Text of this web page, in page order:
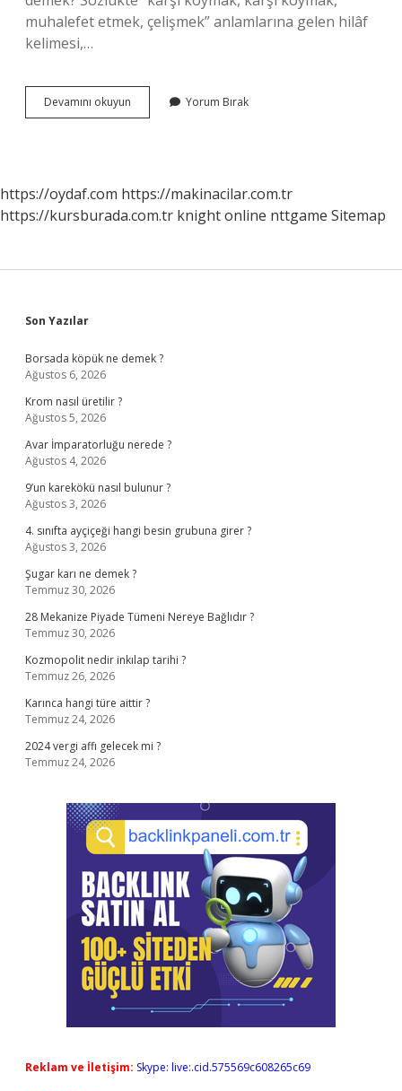
muhalefet etmek, çelişmek” anlamlarına gelen hilâf
kelimesi,…
Devamını okuyun
Ilmi
Yorum Bırak
https://oydaf.com https://makinacilar.com.tr
https://kursburada.com.tr knight online nttgame Sitemap
Sidebar
Son Yazılar
Borsada köpük ne demek ?
Ağustos 6, 2026
Krom nasıl üretilir ?
Ağustos 5, 2026
Avar İmparatorluğu nerede ?
Ağustos 4, 2026
9’un karekökü nasıl bulunur ?
Ağustos 3, 2026
4. sınıfta ayçiçeği hangi besin grubuna girer ?
Ağustos 3, 2026
Şugar karı ne demek ?
Temmuz 30, 2026
28 Mekanize Piyade Tümeni Nereye Bağlıdır ?
Temmuz 30, 2026
Kozmopolit nedir inkılap tarihi ?
Temmuz 26, 2026
Karınca hangi türe aittir ?
Temmuz 24, 2026
2024 vergi affı gelecek mi ?
Temmuz 24, 2026
Reklam ve İletişim: Skype: live:.cid.575569c608265c69